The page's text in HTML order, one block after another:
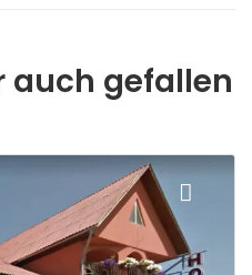
auch gefallen